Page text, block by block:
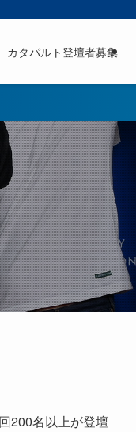
カタパルト登壇者募集
200名以上が登壇